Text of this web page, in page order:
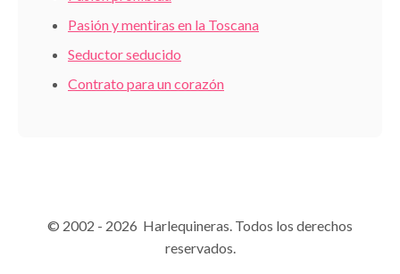
Pasión y mentiras en la Toscana
Seductor seducido
Contrato para un corazón
© 2002 - 2026 Harlequineras. Todos los derechos
reservados.